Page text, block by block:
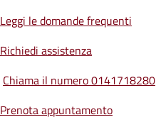
Leggi le domande frequenti
Richiedi assistenza
Chiama il numero 0141718280
Prenota appuntamento